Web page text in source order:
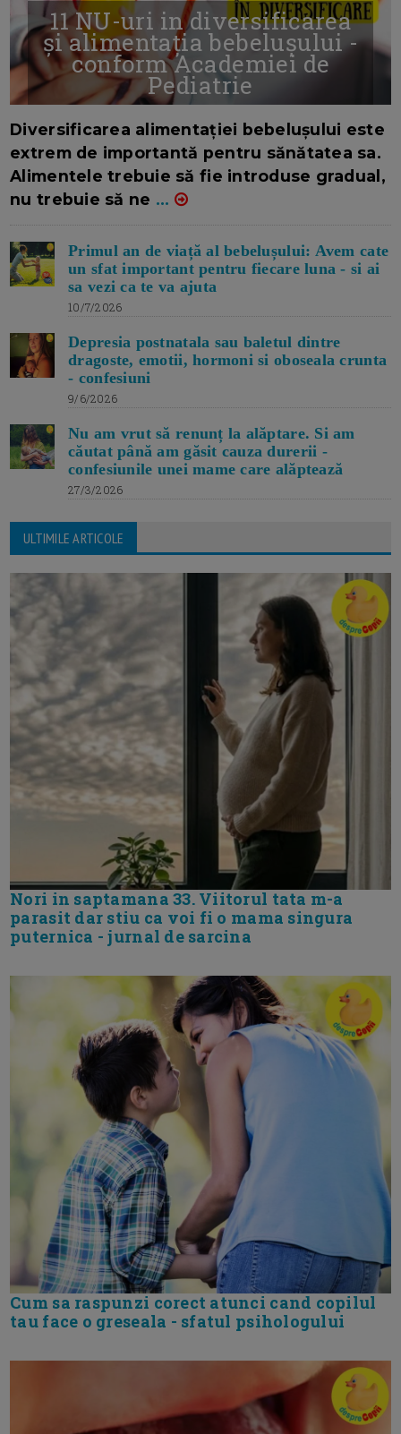
11 NU-uri in diversificarea
și alimentația bebelușului -
conform Academiei de
Pediatrie
Diversificarea alimentației bebelușului este
extrem de importantă pentru sănătatea sa.
Alimentele trebuie să fie introduse gradual,
nu trebuie să ne ...
Primul an de viață al bebelușului: Avem cate
un sfat important pentru fiecare luna - si ai
sa vezi ca te va ajuta
10/7/2026
Depresia postnatala sau baletul dintre
dragoste, emotii, hormoni si oboseala crunta
- confesiuni
9/6/2026
Nu am vrut să renunț la alăptare. Si am
căutat până am găsit cauza durerii -
confesiunile unei mame care alăptează
27/3/2026
ULTIMILE ARTICOLE
Nori in saptamana 33. Viitorul tata m-a
parasit dar stiu ca voi fi o mama singura
puternica - jurnal de sarcina
Cum sa raspunzi corect atunci cand copilul
tau face o greseala - sfatul psihologului